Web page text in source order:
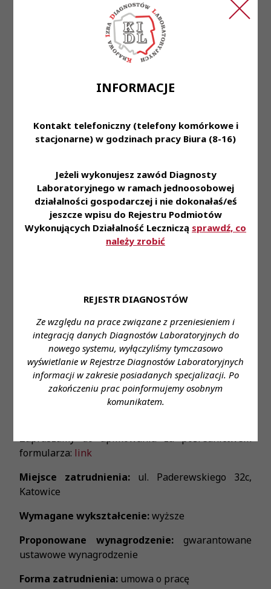
INFORMACJE
Kontakt telefoniczny (telefony komórkowe i
stacjonarne) w godzinach pracy Biura (8-16)
Jeżeli wykonujesz zawód Diagnosty
Laboratoryjnego w ramach jednoosobowej
działalności gospodarczej i nie dokonałaś/eś
jeszcze wpisu do Rejestru Podmiotów
Wykonujących Działalność Leczniczą sprawdź, co
należy zrobić
REJESTR DIAGNOSTÓW
Ze względu na prace związane z przeniesieniem i
integracją danych Diagnostów Laboratoryjnych do
nowego systemu, wyłączyliśmy tymczasowo
wyświetlanie w Rejestrze Diagnostów Laboratoryjnych
informacji w zakresie posiadanych specjalizacji. Po
zakończeniu prac poinformujemy osobnym
komunikatem.
Od Kandydatów oczekujemy:
• Tytułu Diagnosty Laboratoryjnego oraz tytułu
specjalisty w zakresie Mikrobiologii medycznej
• Doskonałej organizacji pracy i chęci ciągłego
• Mile widziane doświadczenie jako Kierownik
Laboratorium lub Zastępca Kierownika
Oferujemy:
• Zatrudnienie w pełnym wymiarze czasu w
oparciu o umowę o pracę
• Pracę w nowoczesnym laboratorium przy ul.
Paderewskiego 32c, umożliwiającą ciągły rozwój
poprzez udział w szkoleniach i konferencjach
Nasi pracownicy na co dzień:
• Mają możliwość otworzenia i dofinansowania
specjalizacji
• Korzystają z pakietu socjalnego m.in: karty
multisport, opieki medycznej, grupowego
ubezpieczenia, zniżek na badania laboratoryjne,
kursów językowych on-line
Zapraszamy do aplikowania za pośrednictwem
formularza: link
Miejsce zatrudnienia: ul. Paderewskiego 32c,
Katowice
Wymagane wykształcenie:wyższe
Proponowane wynagrodzenie: gwarantowane
ustawowe wynagrodzenie
Forma zatrudnienia: umowa o pracę